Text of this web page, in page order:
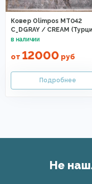
Ковер Olimpos MT042
C_DGRAY / CREAM
от 12000 руб
Не